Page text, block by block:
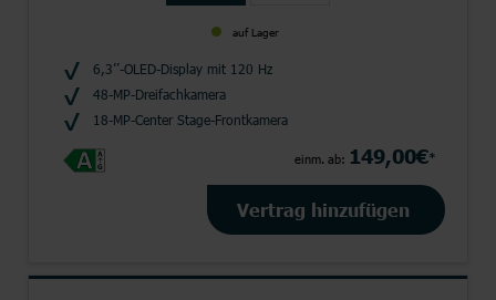
auf Lager
6,3’’-OLED-Display mit 120 Hz
48-MP-Dreifachkamera
18-MP-Center Stage-Frontkamera
einm. ab: 149,00€*
Vertrag hinzufügen